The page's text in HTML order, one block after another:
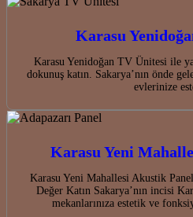
Karasu
Karasu Yenidoğan TV Ünitesi ile
dokunuş katın. Sakarya’nın önde
evlerinize
Karasu Yeni
Karasu Yeni Mahallesi Akustik
Değer Katın Sakarya’nın incisi
mekanlarınıza estetik ve